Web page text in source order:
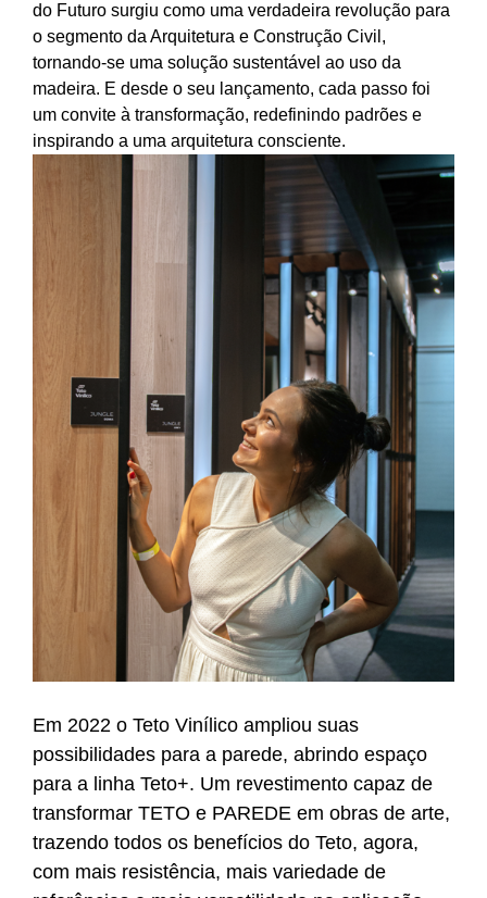
do Futuro surgiu como uma verdadeira revolução para
o segmento da Arquitetura e Construção Civil,
tornando-se uma solução sustentável ao uso da
madeira. E desde o seu lançamento, cada passo foi
um convite à transformação, redefinindo padrões e
inspirando a uma arquitetura consciente.
Em 2022 o Teto Vinílico ampliou suas
possibilidades para a parede, abrindo espaço
para a linha Teto+. Um revestimento capaz de
transformar TETO e PAREDE em obras de arte,
trazendo todos os benefícios do Teto, agora,
com mais resistência, mais variedade de